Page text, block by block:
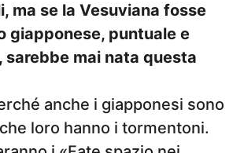
ma se la Vesuviana fosse
giapponese, puntuale e
mai nata questa
anche i giapponesi sono
loro hanno i tormentoni.